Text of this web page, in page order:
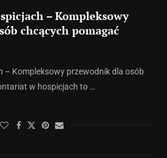
– Kompleksowy
chcących pomagać
– Kompleksowy przewodnik dla osób
w hospicjach to …